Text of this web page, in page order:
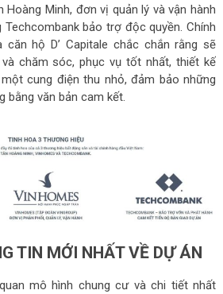
Hoàng Minh, đơn vị quản lý và vận hành
Techcombank bảo trợ độc quyền. Chính
căn hộ D’ Capitale chắc chắn rằng sẽ
chăm sóc, phục vụ tốt nhất, thiết kế
cung điện thu nhỏ, đảm bảo những
bằng văn bản cam kết.
TIN MỚI NHẤT VỀ DỰ ÁN
mô hình chung cư và chi tiết nhất